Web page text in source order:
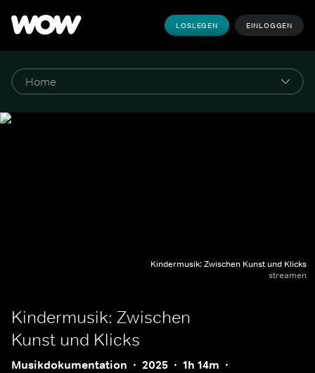
LOSLEGEN EINLOGGEN
Kindermusik: Zwischen Kunst und Klicks
streamen
Kindermusik: Zwischen
Kunst und Klicks
Musikdokumentation 2025
1h 14m